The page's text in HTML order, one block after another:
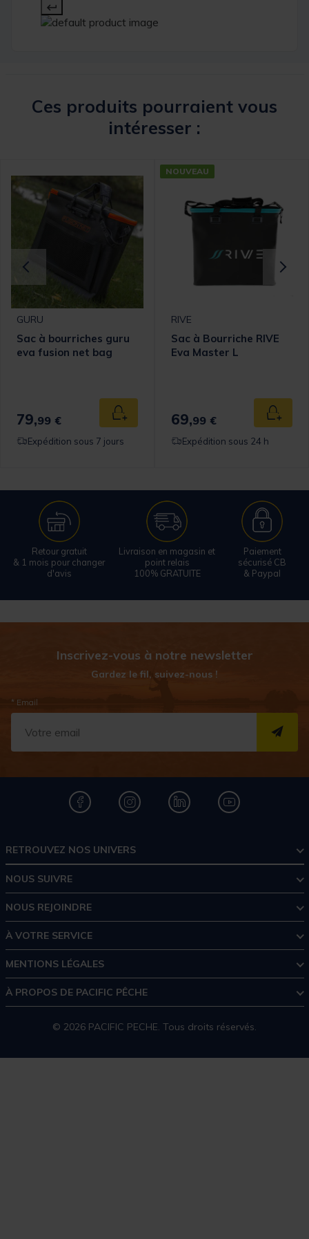
Ces produits pourraient vous
intéresser :
panier
GURU
Sac à bourriches guru
eva fusion net bag
79,99 € Ajouter au panier
Expédition sous 7 jours
NOUVEAU
RIVE
Sac à Bourriche RIVE
Eva Master L
69,99 €
Expédition sous 24 h
Retour gratuit
& 1 mois pour changer
d'avis
Livraison en magasin et
point relais
100% GRATUITE
Paiement
sécurisé CB
& Paypal
Inscrivez-vous à notre newsletter
Gardez le fil, suivez-nous !
* Email
RETROUVEZ NOS UNIVERS
NOUS SUIVRE
NOUS REJOINDRE
À VOTRE SERVICE
MENTIONS LÉGALES
À PROPOS DE PACIFIC PÊCHE
© 2026 PACIFIC PECHE. Tous droits réservés.